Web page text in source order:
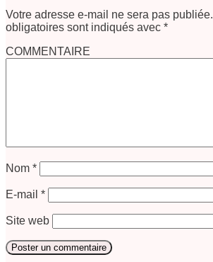
Votre adresse e-mail ne sera pas publiée.
obligatoires sont indiqués avec *
COMMENTAIRE
Nom *
E-mail *
Site web